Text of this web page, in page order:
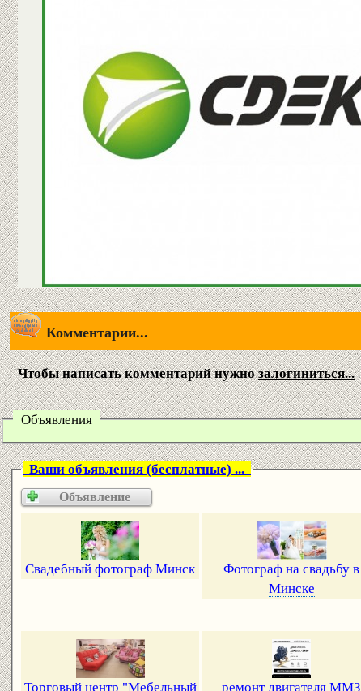
Комментарии...
Чтобы написать комментарий нужно залогиниться...
Объявления
Ваши объявления (бесплатные) ...
Объявление
Свадебный фотограф Минск
Фотограф на свадьбу в
Минске
Торговый центр "Мебельный ремонт двигателя ММЗ